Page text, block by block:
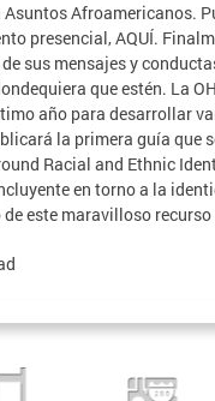
Afroamericanos.
presencial, AQUÍ.
sus mensajes y
que estén. La
año para desarrollar
la primera guía que
Racial and Ethnic
en torno a la
este maravilloso